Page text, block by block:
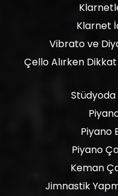
Klarnet
Vibrato ve
Çello Alırken
Stüdyoda
Piyano
Piyano
Keman
Jimnastik